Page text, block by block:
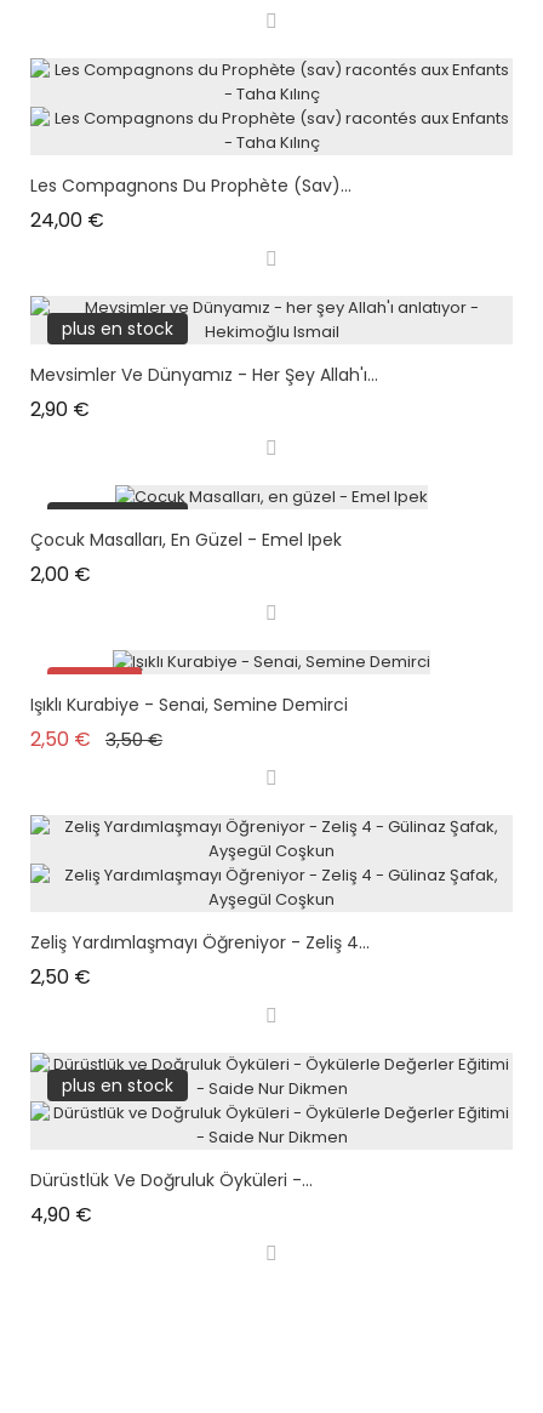
Les Compagnons Du Prophète (sav)...
24,00 €
plus en stock
Mevsimler Ve Dünyamız - Her Şey Allah'ı...
2,90 €
plus en stock
Çocuk Masalları, En Güzel - Emel Ipek
2,00 €
plus en stock
Işıklı Kurabiye - Senai, Semine Demirci
2,50 € Prix de base
3,50 €Prix
Zeliş Yardımlaşmayı Öğreniyor - Zeliş 4...
2,50 €
plus en stock
Dürüstlük Ve Doğruluk Öyküleri -...
4,90 €